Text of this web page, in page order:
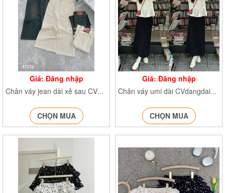
Giá: Đăng nhập
Chân váy jean dài xẻ sau CV7602 CV7603
CHỌN MUA
Giá: Đăng nhập
Chân váy umi dài CVdangdai2403
CHỌN MUA